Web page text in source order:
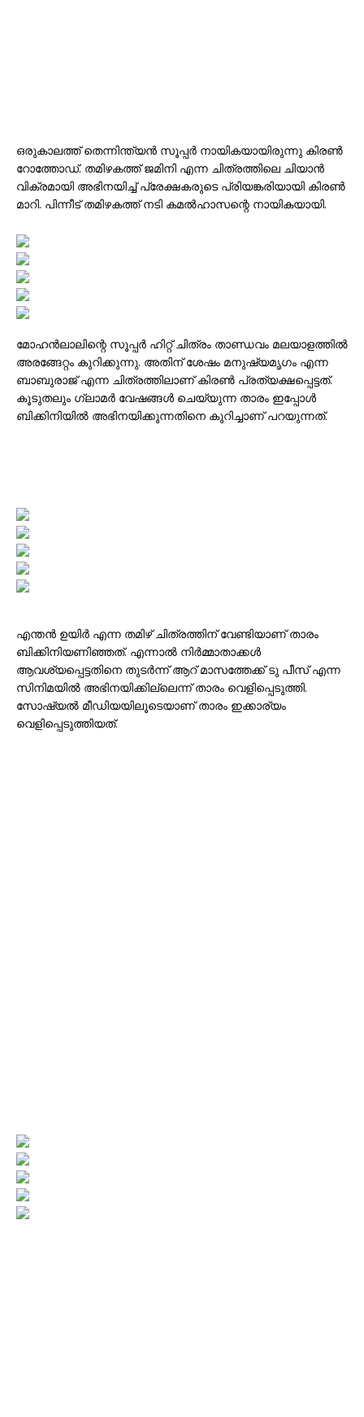
ഒരുകാലത്ത് തെന്നിന്ത്യൻ സൂപ്പർ നായികയായിരുന്നു കിരൺ
റോത്തോഡ്. തമിഴകത്ത് ജമിനി എന്ന ചിത്രത്തിലെ ചിയാൻ
വിക്രമായി അഭിനയിച്ച് പ്രേക്ഷകരുടെ പ്രിയങ്കരിയായി കിരൺ
മാറി. പിന്നീട് തമിഴകത്ത് നടി കമൽഹാസന്റെ നായികയായി.
മോഹൻലാലിന്റെ സൂപ്പർ ഹിറ്റ് ചിത്രം താണ്ഡവം മലയാളത്തിൽ
അരങ്ങേറ്റം കുറിക്കുന്നു. അതിന് ശേഷം മനുഷ്യമൃഗം എന്ന
ബാബുരാജ് എന്ന ചിത്രത്തിലാണ് കിരൺ പ്രത്യക്ഷപ്പെട്ടത്.
കൂടുതലും ഗ്ലാമർ വേഷങ്ങൾ ചെയ്യുന്ന താരം ഇപ്പോൾ
ബിക്കിനിയിൽ അഭിനയിക്കുന്നതിനെ കുറിച്ചാണ് പറയുന്നത്.
എന്തൻ ഉയിർ എന്ന തമിഴ് ചിത്രത്തിന് വേണ്ടിയാണ് താരം
ബിക്കിനിയണിഞ്ഞത്. എന്നാൽ നിർമ്മാതാക്കൾ
ആവശ്യപ്പെട്ടതിനെ തുടർന്ന് ആറ് മാസത്തേക്ക് ടു പീസ് എന്ന
സിനിമയിൽ അഭിനയിക്കില്ലെന്ന് താരം വെളിപ്പെടുത്തി.
സോഷ്യൽ മീഡിയയിലൂടെയാണ് താരം ഇക്കാര്യം
വെളിപ്പെടുത്തിയത്.